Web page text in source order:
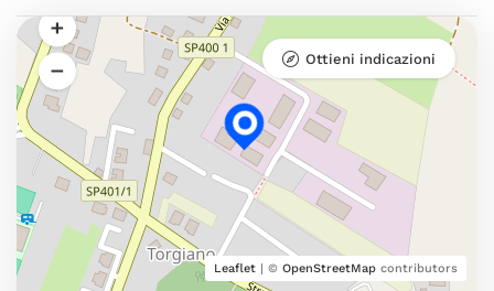
Leaflet | © OpenStreetMap contributors
Ottieni indicazioni